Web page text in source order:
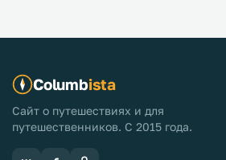
Columbista
Сайт о путешествиях и для
путешественников. С 2015 года.